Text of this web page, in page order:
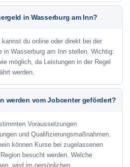
in Wasserburg am Inn?
kannst du online oder direkt bei der
in Wasserburg am Inn stellen. Wichtig:
möglich, da Leistungen in der Regel
werden.
werden vom Jobcenter gefördert?
Voraussetzungen
und Qualifizierungsmaßnahmen.
können Kurse bei zugelassenen
besucht werden. Welche
wird im persönlichen